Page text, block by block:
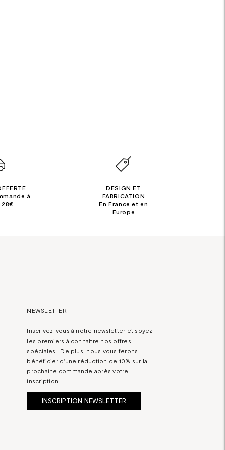
à
DESIGN ET
FABRICATION
En France et en
Europe
NEWSLETTER
Inscrivez-vous à notre newsletter et soyez
les premiers à connaître nos offres
spéciales ! De plus, nous vous ferons
bénéficier d'une réduction de 10% sur la
prochaine commande après votre
inscription.
INSCRIPTION NEWSLETTER